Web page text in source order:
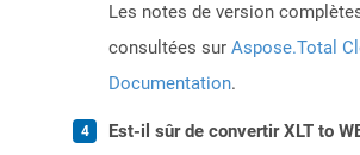
Les notes de version
consultées sur Aspose.Total
Documentation.
Est-il sûr de convertir XLT to